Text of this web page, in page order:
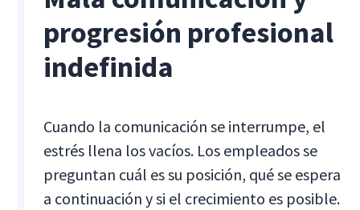
progresión profesional
indefinida
Cuando la comunicación se interrumpe, el
estrés llena los vacíos. Los empleados se
preguntan cuál es su posición, qué se espera
a continuación y si el crecimiento es posible.